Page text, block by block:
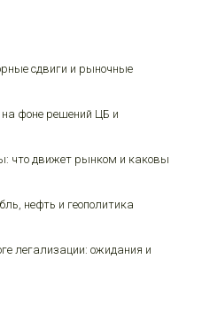
сдвиги и рыночные
фоне решений ЦБ и
что движет рынком и каковы
нефть и геополитика
легализации: ожидания и